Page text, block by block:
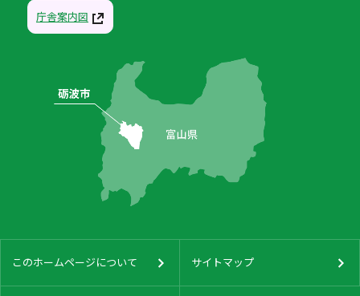
庁舎案内図
このホームページについて サイトマップ